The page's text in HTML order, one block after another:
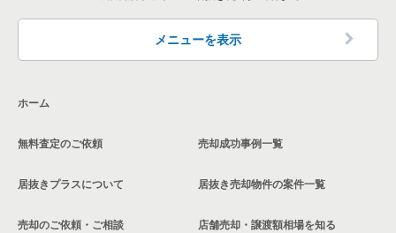
品川区の飲食店の居抜き売却物件の案件一覧
中野区の飲食店の居抜き売却物件の案件一覧
東京23区の洋食の居抜き売却物件の案件一覧
メニューを表示
ホーム
無料査定のご依頼
居抜きプラスについて
売却のご依頼・ご相談
売却成功事例一覧
居抜き売却物件の案件一覧
店舗売却・譲渡額相場を知る